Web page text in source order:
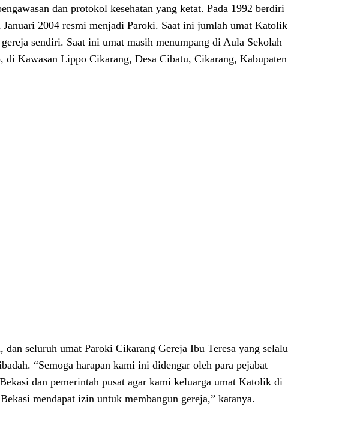
dan protokol kesehatan yang ketat. Pada 1992 berdiri
2004 resmi menjadi Paroki. Saat ini jumlah umat Katolik
sendiri. Saat ini umat masih menumpang di Aula Sekolah
Kawasan Lippo Cikarang, Desa Cibatu, Cikarang, Kabupaten
dan seluruh umat Paroki Cikarang Gereja Ibu Teresa yang selalu
“Semoga harapan kami ini didengar oleh para pejabat
dan pemerintah pusat agar kami keluarga umat Katolik di
mendapat izin untuk membangun gereja,” katanya.